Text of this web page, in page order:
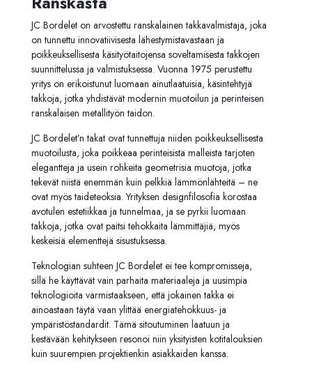
JC Bordelet on arvostettu ranskalainen takkavalmistaja, joka
on tunnettu innovatiivisesta lähestymistavastaan ja
poikkeuksellisesta käsityötaitojensa soveltamisesta takkojen
suunnittelussa ja valmistuksessa. Vuonna 1975 perustettu
yritys on erikoistunut luomaan ainutlaatuisia, käsintehtyjä
takkoja, jotka yhdistävät modernin muotoilun ja perinteisen
ranskalaisen metallityön taidon.
JC Bordelet’n takat ovat tunnettuja niiden poikkeuksellisesta
muotoilusta, joka poikkeaa perinteisistä malleista tarjoten
elegantteja ja usein rohkeita geometrisia muotoja, jotka
tekevät niistä enemmän kuin pelkkiä lämmönlähteitä – ne
ovat myös taideteoksia. Yrityksen designfilosofia korostaa
avotulen estetiikkaa ja tunnelmaa, ja se pyrkii luomaan
takkoja, jotka ovat paitsi tehokkaita lämmittäjiä, myös
keskeisiä elementtejä sisustuksessa.
Teknologian suhteen JC Bordelet ei tee kompromisseja,
sillä he käyttävät vain parhaita materiaaleja ja uusimpia
teknologioita varmistaakseen, että jokainen takka ei
ainoastaan täytä vaan ylittää energiatehokkuus- ja
ympäristöstandardit. Tämä sitoutuminen laatuun ja
kestävään kehitykseen resonoi niin yksityisten kotitalouksien
kuin suurempien projektienkin asiakkaiden kanssa.